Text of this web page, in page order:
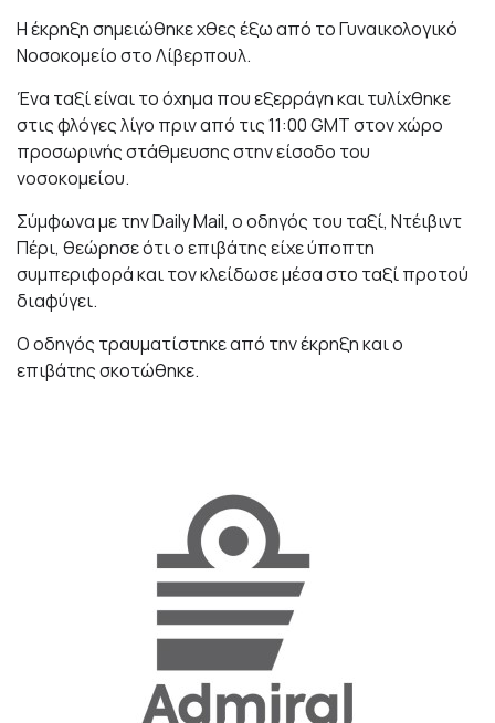
Η έκρηξη σημειώθηκε χθες έξω από το Γυναικολογικό
Νοσοκομείο στο Λίβερπουλ.
Ένα ταξί είναι το όχημα που εξερράγη και τυλίχθηκε
στις φλόγες λίγο πριν από τις 11:00 GMT στον χώρο
προσωρινής στάθμευσης στην είσοδο του
νοσοκομείου.
Σύμφωνα με την Daily Mail, ο οδηγός του ταξί, Ντέιβιντ
Πέρι, θεώρησε ότι ο επιβάτης είχε ύποπτη
συμπεριφορά και τον κλείδωσε μέσα στο ταξί προτού
διαφύγει.
Ο οδηγός τραυματίστηκε από την έκρηξη και ο
επιβάτης σκοτώθηκε.